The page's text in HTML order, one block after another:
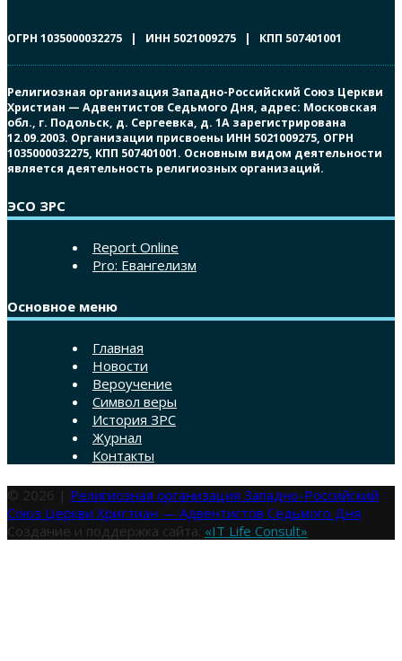
ОГРН 1035000032275 | ИНН 5021009275 | КПП 507401001
Религиозная организация Западно-Российский Союз Церкви
Христиан — Адвентистов Седьмого Дня, адрес: Московская
обл., г. Подольск, д. Сергеевка, д. 1А зарегистрирована
12.09.2003. Организации присвоены ИНН 5021009275, ОГРН
1035000032275, КПП 507401001. Основным видом деятельности
является деятельность религиозных организаций.
ЭСО ЗРС
Report Online
Pro: Евангелизм
Основное меню
Главная
Новости
Вероучение
Символ веры
История ЗРС
Журнал
Контакты
© 2026 | Религиозная организация Западно-Российский
Союз Церкви Христиан — Адвентистов Седьмого Дня
Создание и поддержка сайта: «IT Life Consult»